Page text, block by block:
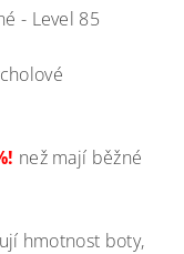
- Level 85
než mají běžné
hmotnost boty,